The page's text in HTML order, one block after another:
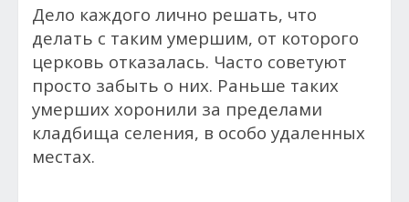
Дело каждого лично решать, что
делать с таким умершим, от которого
церковь отказалась. Часто советуют
просто забыть о них. Раньше таких
умерших хоронили за пределами
кладбища селения, в особо удаленных
местах.